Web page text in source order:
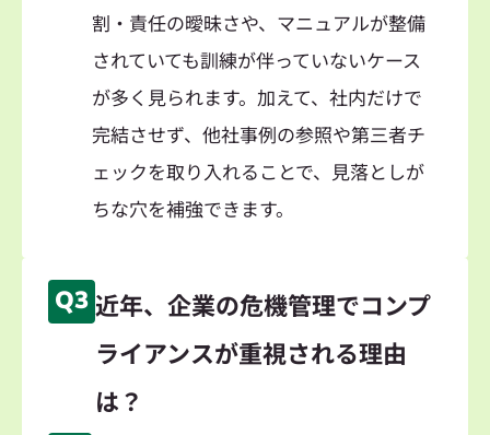
割・責任の曖昧さや、マニュアルが整備
されていても訓練が伴っていないケース
が多く見られます。加えて、社内だけで
完結させず、他社事例の参照や第三者チ
ェックを取り入れることで、見落としが
ちな穴を補強できます。
Q3 近年、企業の危機管理でコンプ
ライアンスが重視される理由
は？